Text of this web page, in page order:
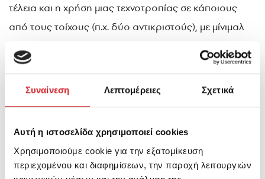
Συναίνεση Λεπτομέρειες Σχετικά
Αυτή η ιστοσελίδα χρησιμοποιεί cookies
Χρησιμοποιούμε cookie για την εξατομίκευση
περιεχομένου και διαφημίσεων, την παροχή λειτουργιών
τέλεια και η χρήση μιας τεχνοτροπίας σε κάποιους
από τους τοίχους (π.χ. δύο αντικριστούς), με μίνιμαλ
αντίθετο αποτέλεσμα. Εδώ ο κανόνας είναι όχι
υπερβολές σε μοτίβα και υφές.
Μοντέρνοι συνδυασμοί για
την κουζίνα σας